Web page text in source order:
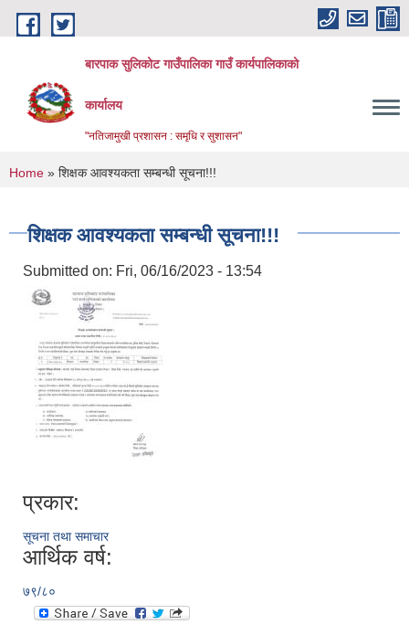
Skip to main content
बारपाक सुलिकोट गाउँपालिका गाउँ कार्यपालिकाको
कार्यालय
"नतिजामुखी प्रशासन : समृधि र सुशासन"
You are here
Home » शिक्षक आवश्यकता सम्बन्धी सूचना!!!
शिक्षक आवश्यकता सम्बन्धी सूचना!!!
Submitted on: Fri, 06/16/2023 - 13:54
प्रकार:
सूचना तथा समाचार
आर्थिक वर्ष:
७९/८०